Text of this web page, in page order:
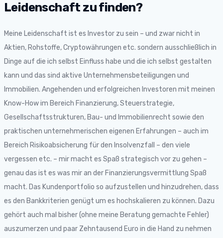
Leidenschaft zu finden?
Meine Leidenschaft ist es Investor zu sein – und zwar nicht in
Aktien, Rohstoffe, Cryptowährungen etc. sondern ausschließlich in
Dinge auf die ich selbst Einfluss habe und die ich selbst gestalten
kann und das sind aktive Unternehmensbeteiligungen und
Immobilien. Angehenden und erfolgreichen Investoren mit meinen
Know-How im Bereich Finanzierung, Steuerstrategie,
Gesellschaftsstrukturen, Bau- und Immobilienrecht sowie den
praktischen unternehmerischen eigenen Erfahrungen – auch im
Bereich Risikoabsicherung für den Insolvenzfall – den viele
vergessen etc. – mir macht es Spaß strategisch vor zu gehen –
genau das ist es was mir an der Finanzierungsvermittlung Spaß
macht. Das Kundenportfolio so aufzustellen und hinzudrehen, dass
es den Bankkriterien genügt um es hochskalieren zu können. Dazu
gehört auch mal bisher (ohne meine Beratung gemachte Fehler)
auszumerzen und paar Zehntausend Euro in die Hand zu nehmen